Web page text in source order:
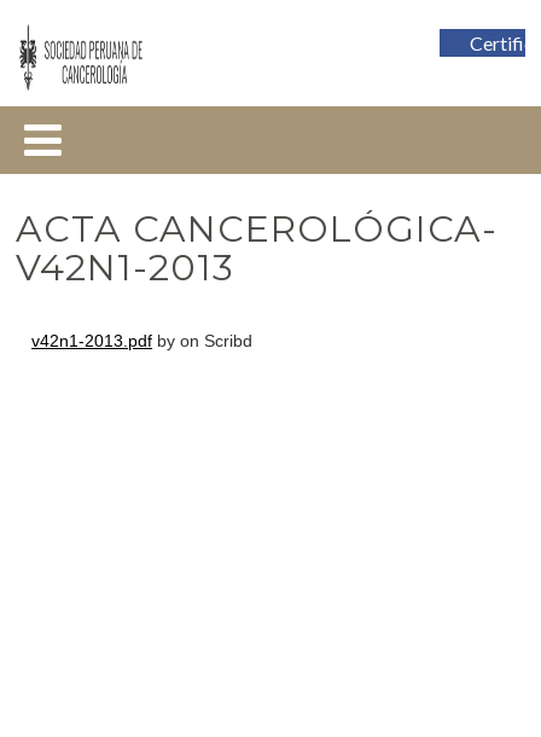
ACTA CANCEROLÓGICA-
V42N1-2013
v42n1-2013.pdf byon Scribd